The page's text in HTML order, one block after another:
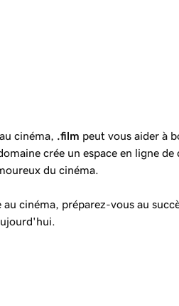
cinéma, .film peut vous aider à
crée un espace en ligne de
du cinéma.
cinéma, préparez-vous au